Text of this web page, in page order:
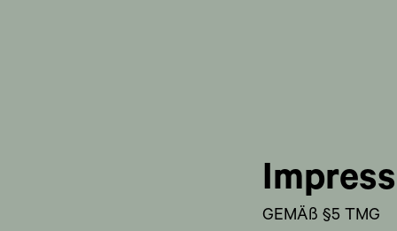
GEMÄß §5 TMG